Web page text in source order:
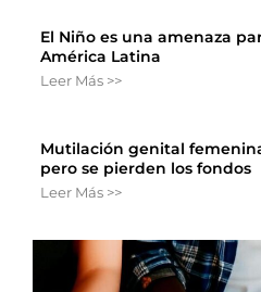
El Niño es una amenaza
América Latina
Leer Más >>
Mutilación genital
pero se pierden los fondos
Leer Más >>